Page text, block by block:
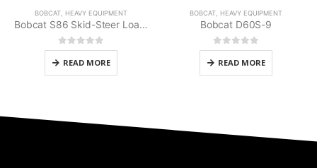
BOBCAT HEAVY EQUIPMENT
Bobcat S86 Skid-Steer Loader
0out of 5
READ MORE
BOBCAT HEAVY EQUIPMENT
Bobcat D60S-9
0out of 5
READ MORE